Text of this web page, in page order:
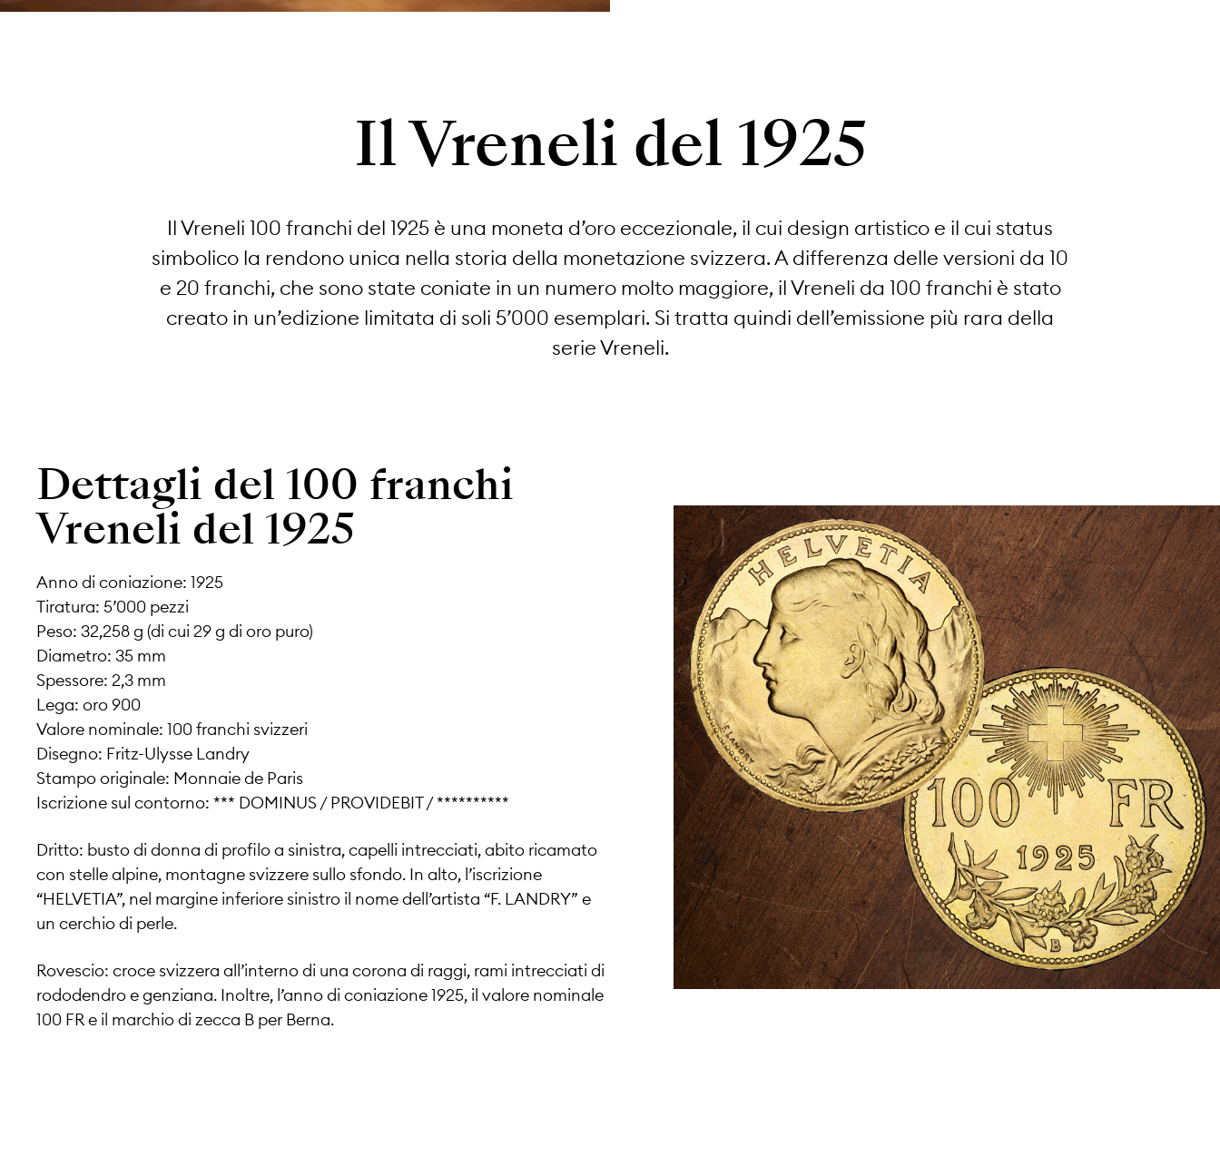
Il Vreneli del 1925
Il Vreneli 100 franchi del 1925 è una moneta d’oro eccezionale, il cui design artistico e il cui status
simbolico la rendono unica nella storia della monetazione svizzera. A differenza delle versioni da 10
e 20 franchi, che sono state coniate in un numero molto maggiore, il Vreneli da 100 franchi è stato
creato in un’edizione limitata di soli 5’000 esemplari. Si tratta quindi dell’emissione più rara della
serie Vreneli.
Dettagli del 100 franchi
Vreneli del 1925
Anno di coniazione: 1925
Tiratura: 5’000 pezzi
Peso: 32,258 g (di cui 29 g di oro puro)
Diametro: 35 mm
Spessore: 2,3 mm
Lega: oro 900
Valore nominale: 100 franchi svizzeri
Disegno: Fritz-Ulysse Landry
Stampo originale: Monnaie de Paris
Iscrizione sul contorno: *** DOMINUS / PROVIDEBIT / **********
Dritto: busto di donna di profilo a sinistra, capelli intrecciati, abito ricamato
con stelle alpine, montagne svizzere sullo sfondo. In alto, l’iscrizione
“HELVETIA”, nel margine inferiore sinistro il nome dell’artista “F. LANDRY” e
un cerchio di perle.
Rovescio: croce svizzera all’interno di una corona di raggi, rami intrecciati di
rododendro e genziana. Inoltre, l’anno di coniazione 1925, il valore nominale
100 FR e il marchio di zecca B per Berna.